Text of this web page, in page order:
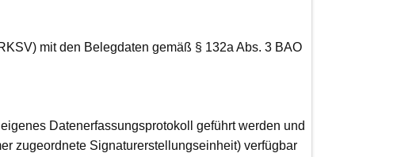
mit den Belegdaten gemäß § 132a Abs. 3 BAO
Datenerfassungsprotokoll geführt werden und
zugeordnete Signaturerstellungseinheit) verfügbar